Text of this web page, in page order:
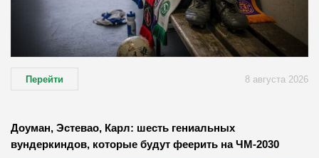
Перейти 8 августа 2026
Доуман, Эстевао, Карл: шесть гениальных
вундеркиндов, которые будут феерить на ЧМ-2030